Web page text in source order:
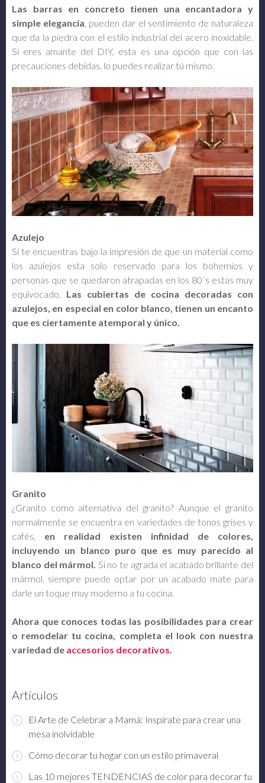
Las barras en concreto tienen una encantadora y
simple elegancia, pueden dar el sentimiento de naturaleza
que da la piedra con el estilo industrial del acero inoxidable.
Si eres amante del DIY, esta es una opción que con las
precauciones debidas, lo puedes realizar tú mismo.
Azulejo
Si te encuentras bajo la impresión de que un material como
los azulejos esta solo reservado para los bohemios y
personas que se quedaron atrapadas en los 80´s estas muy
equivocado.
Las cubiertas de cocina decoradas con
azulejos, en especial en color blanco, tienen un encanto
que es ciertamente atemporal y único.
Granito
¿Granito como alternativa del granito? Aunque el granito
normalmente se encuentra en variedades de tonos grises y
cafés, en realidad existen infinidad de colores,
incluyendo un blanco puro que es muy parecido al
blanco del mármol. Si no te agrada el acabado brillante del
mármol, siempre puede optar por un acabado mate para
darle un toque muy moderno a tu cocina.
Ahora que conoces todas las posibilidades para crear
o remodelar tu cocina, completa el look con nuestra
variedad de accesorios decorativos.
Artículos
El Arte de Celebrar a Mamá: Inspírate para crear una
mesa inolvidable
Cómo decorar tu hogar con un estilo primaveral
Las 10 mejores TENDENCIAS de color para decorar tu